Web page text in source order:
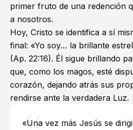
primer fruto de una redención
a nosotros.
Hoy, Cristo se identifica a sí
final: «Yo soy… la brillante
(Ap. 22:16). Él sigue brillando
que, como los magos, esté
corazón, dejando atrás sus
rendirse ante la verdadera Luz.
«Una vez más Jesús se